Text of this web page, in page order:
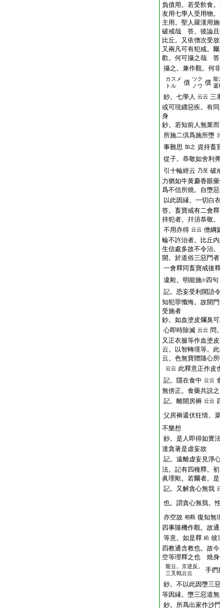
負債用。若受飮食
友用七學人受用物
主用。聖人羅漢用
破戒哉 答。彼論且
比丘。又依僧次受
又兩凡可有犯戒。
歡。何可攝之哉 答
攝之。兼作觀。何
カスメ
トル
債 ツク
ノウ 償 龍
還
鈔。七學人 云云 三
或可現纒惡疾。有
身
鈔。若知前人無業
所施二倶爲施所墮
事難思 加之 資持畜
從子。恭敬如舍利
引十輪經云 乃至 破
力猶如牛黄麝香眼
爲不信所燒。自墮
以此因縁。一切白
答。畜寶戒有二會
持犯者。幷須恭敬
不用亦得 云云 僧綱
輪不許治者。比丘
生信處多故不令治
開。於道俗三惡門
一會釋同畜寶戒後
違歟。明能施○四
記。恐妄受利開語
知犯罪懺悔。故開
受施者
鈔。如血塗皮爛臭
心即時除滅 云云 問
又正衣服等作血塗
云。以智轉境等。
云。色無寶體隨心
云云 此釋意正作皮
記。隱在食中 云云
無傍正。食藥共説之
記。離開房褥 云云
父房褥還伏狂情。
不樂想
鈔。是人即得如實
達貪著是虚妄故
記。遠離虚妄見淨
法。記有四種釋。
眞理歟。若爾者。
記。又解貪心無我
也。謂貪心無我。
亦空故 相觀 復知無
四事隨機作觀。故
等意。如是釋 給 彼
四教通含教也。故
空等理釋之也 燒
龍云。京逆反。
三叉戟云云
手
鈔。不以此因墮三
等因縁。墮三惡道
鈔。所爲出家作沙